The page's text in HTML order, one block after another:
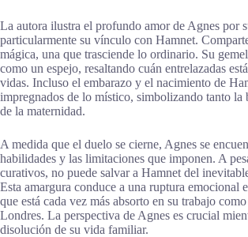
La autora ilustra el profundo amor de Agnes por
particularmente su vínculo con Hamnet.
mágica, una que trasciende lo ordinario. Su
como un espejo, resaltando cuán entrelazadas
vidas. Incluso el embarazo y el nacimiento de
impregnados de lo místico, simbolizando tanto la
de la maternidad.
A medida que el duelo se cierne, Agnes se
habilidades y las limitaciones que imponen. A
curativos, no puede salvar a Hamnet del
Esta amargura conduce a una ruptura emocional
que está cada vez más absorto en su trabajo
Londres. La perspectiva de Agnes es crucial
disolución de su vida familiar.